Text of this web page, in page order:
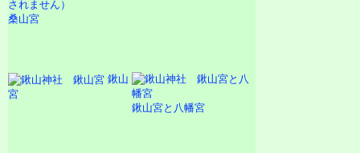
桑山宮
鍬山
宮
鍬山宮と八幡宮